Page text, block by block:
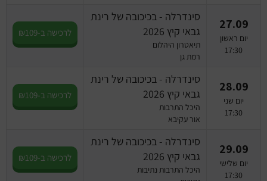
27.09
יום ראשון
17:30
סינדרלה - בכיכובה של רינת
גבאי קיץ 2026
תיאטרון היהלום
רמת גן
לרכישה ב-₪109
28.09
יום שני
17:30
סינדרלה - בכיכובה של רינת
גבאי קיץ 2026
היכל התרבות
אור עקיבא
לרכישה ב-₪109
29.09
יום שלישי
17:30
סינדרלה - בכיכובה של רינת
גבאי קיץ 2026
היכל התרבות נתיבות
לרכישה ב-₪109